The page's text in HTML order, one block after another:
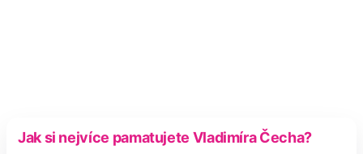
Jak si nejvíce pamatujete Vladimíra Čecha?